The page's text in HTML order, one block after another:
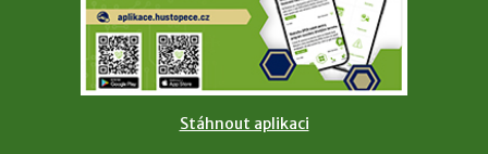
Stáhnout aplikaci